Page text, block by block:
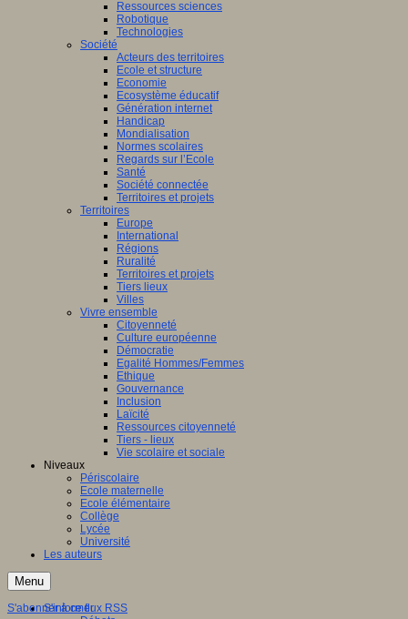
Ressources sciences
Robotique
Technologies
Société
Acteurs des territoires
Ecole et structure
Economie
Ecosystème éducatif
Génération internet
Handicap
Mondialisation
Normes scolaires
Regards sur l’Ecole
Santé
Société connectée
Territoires et projets
Territoires
Europe
International
Régions
Ruralité
Territoires et projets
Tiers lieux
Villes
Vivre ensemble
Citoyenneté
Culture européenne
Démocratie
Egalité Hommes/Femmes
Ethique
Gouvernance
Inclusion
Laïcité
Ressources citoyenneté
Tiers - lieux
Vie scolaire et sociale
Niveaux
Périscolaire
Ecole maternelle
Ecole élémentaire
Collège
Lycée
Université
Les auteurs
Menu
S'informer
S'abonner à ce flux RSS